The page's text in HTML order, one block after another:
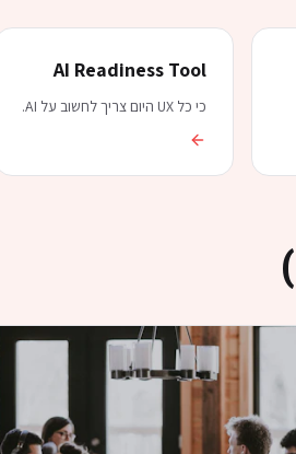
AI Readiness Tool
כי כל UX היום צריך לחשוב על AI.
)